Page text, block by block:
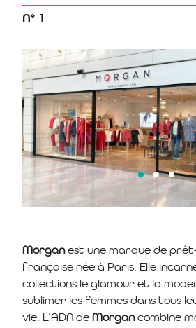
N° 1
Morganest une marque de
française née à Paris. Elle
collections le glamour et la
sublimer les femmes dans tous
vie. L’ADN de Morgancombine